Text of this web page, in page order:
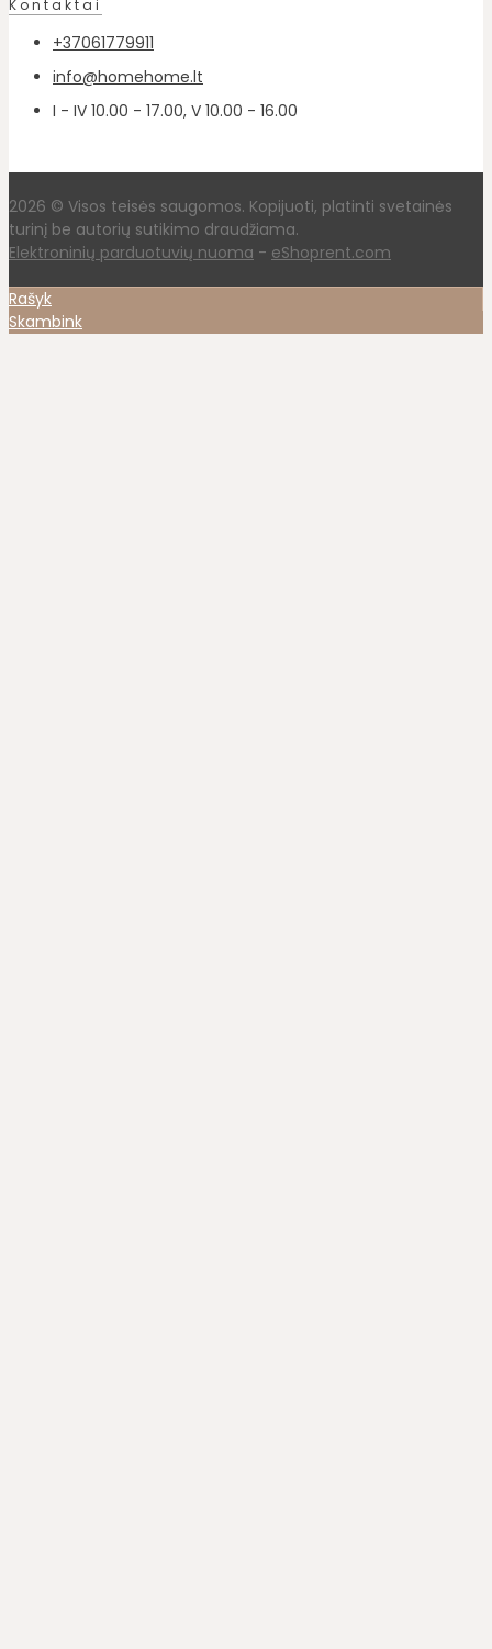
Kontaktai
+37061779911
info@homehome.lt
I - IV 10.00 - 17.00, V 10.00 - 16.00
2026 © Visos teisės saugomos. Kopijuoti, platinti svetainės
turinį be autorių sutikimo draudžiama.
Elektroninių parduotuvių nuoma - eShoprent.com
Rašyk
Skambink